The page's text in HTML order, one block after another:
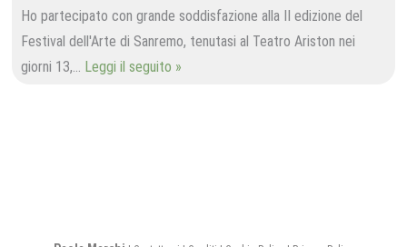
Ho partecipato con grande soddisfazione alla II edizione del
Festival dell'Arte di Sanremo, tenutasi al Teatro Ariston nei
giorni 13,… Leggi il seguito »